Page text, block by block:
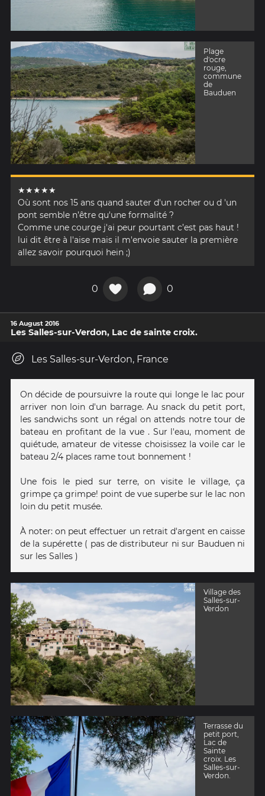
Plage
d'ocre
rouge,
commune
de
Bauduen
★★★★★
Où sont nos 15 ans quand sauter d'un rocher ou d 'un
pont semble n’être qu'une formalité ?
Comme une courge j'ai peur pourtant c’est pas haut !
lui dit être à l'aise mais il m'envoie sauter la première
allez savoir pourquoi hein ;)
0 0
16 August 2016
Les Salles-sur-Verdon, Lac de sainte croix.
Les Salles-sur-Verdon, France
On décide de poursuivre la route qui longe le lac pour
arriver non loin d'un barrage. Au snack du petit port,
les sandwichs sont un régal on attends notre tour de
bateau en profitant de la vue . Sur l'eau, moment de
quiétude, amateur de vitesse choisissez la voile car le
bateau 2/4 places rame tout bonnement !
Une fois le pied sur terre, on visite le village, ça
grimpe ça grimpe! point de vue superbe sur le lac non
loin du petit musée.
À noter: on peut effectuer un retrait d'argent en caisse
de la supérette ( pas de distributeur ni sur Bauduen ni
sur les Salles )
Village des
Salles-sur-
Verdon
Terrasse du
petit port,
Lac de
Sainte
croix. Les
Salles-sur-
Verdon.